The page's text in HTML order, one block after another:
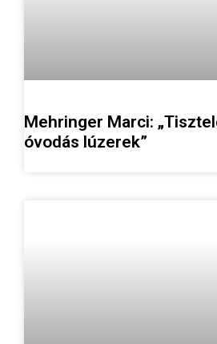
Mehringer Marci:
óvodás lúzerek”